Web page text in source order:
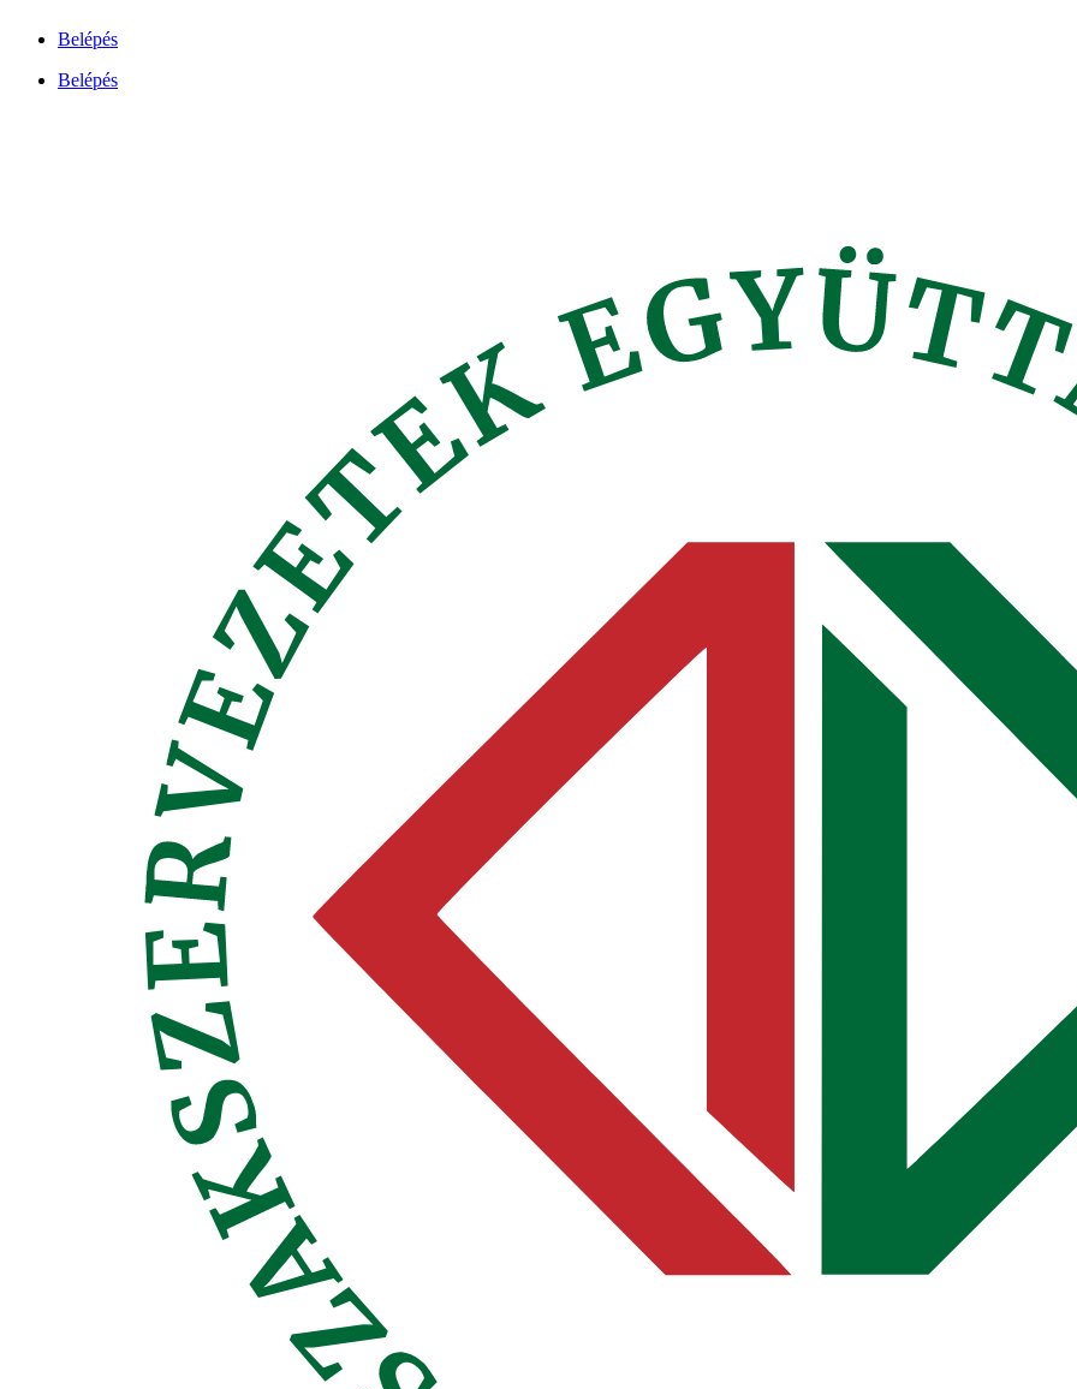
Belépés
Belépés